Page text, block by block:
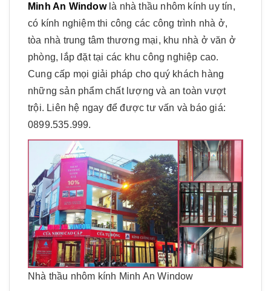
Minh An Window là nhà thầu nhôm kính uy tín,
có kính nghiệm thi công các công trình nhà ở,
tòa nhà trung tâm thương mại, khu nhà ở văn ở
phòng, lắp đặt tại các khu công nghiệp cao.
Cung cấp mọi giải pháp cho quý khách hàng
những sản phẩm chất lượng và an toàn vượt
trội. Liên hệ ngay để được tư vấn và báo giá:
0899.535.999.
Nhà thầu nhôm kính Minh An Window